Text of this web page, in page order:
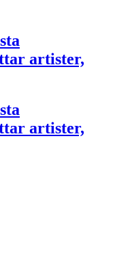
artister,
artister,